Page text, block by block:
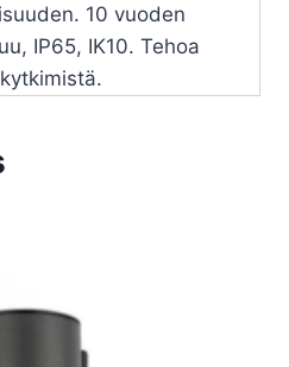
10 vuoden
IP65, IK10. Tehoa